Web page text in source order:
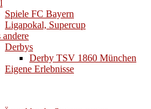
Spiele FC Bayern
Ligapokal, Supercup
andere
Derbys
Derby TSV 1860 München
Eigene Erlebnisse